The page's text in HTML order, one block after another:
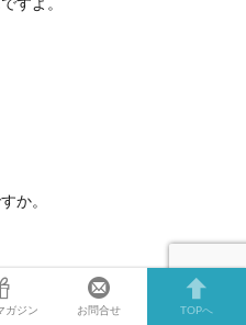
すよ。
か。
えを出せるようになった
ガジン お問合せ TOPへ